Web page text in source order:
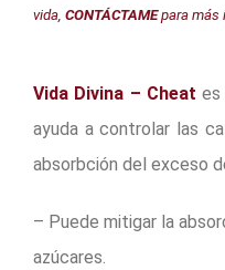
vida, CONTÁCTAMEpara más
Vida Divina – Cheat es
ayuda a controlar las
absorbción del exceso
– Puede mitigar la
azúcares.